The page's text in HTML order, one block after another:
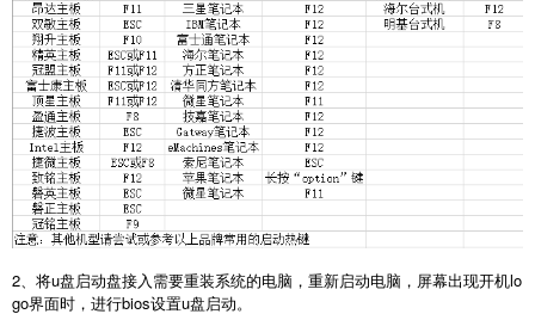
2、将u盘启动盘接入需要重装系统的电脑，重新启动电脑，屏幕出现开机lo
go界面时，进行bios设置u盘启动。